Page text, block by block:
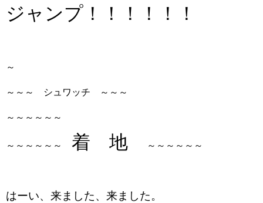
ジャンプ！！！！！！
～
～～～ シュワッチ ～～～
～～～～～～
～～～～～～ 着 地 ～～～～～～
はーい、来ました、来ました。